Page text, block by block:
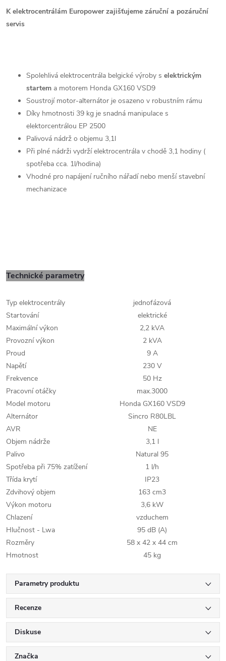
K elektrocentrálám Europower zajišťujeme záruční a pozáruční
servis
Spolehlivá elektrocentrála belgické výroby s elektrickým
startem a motorem Honda GX160 VSD9
Soustrojí motor-alternátor je osazeno v robustním rámu
Díky hmotnosti 39 kg je snadná manipulace s
elektorcentrálou EP 2500
Palivová nádrž o objemu 3,1l
Při plné nádrži vydrží elektrocentrála v chodě 3,1 hodiny (
spotřeba cca. 1l/hodina)
Vhodné pro napájení ručního nářadí nebo menší stavební
mechanizace
Technické parametry
Typ elektrocentrály
jednofázová
Startování
elektrické
Maximální výkon
2,2 kVA
Provozní výkon
2 kVA
Proud
9 A
Napětí
230 V
Frekvence
50 Hz
Pracovní otáčky
max.3000
Model motoru
Honda GX160 VSD9
Alternátor
Sincro R80LBL
AVR
NE
Objem nádrže
3,1 l
Palivo
Natural 95
Spotřeba při 75% zatížení
1 l/h
Třída krytí
IP23
Zdvihový objem
163 cm3
Výkon motoru
3,6 kW
Chlazení
vzduchem
Hlučnost - Lwa
95 dB (A)
Rozměry
58 x 42 x 44 cm
Hmotnost
45 kg
Parametry produktu
Recenze
Diskuse
Značka